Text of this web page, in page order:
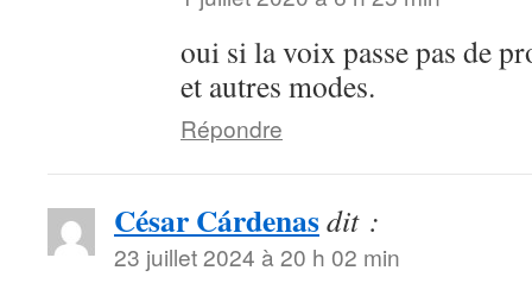
oui si la voix passe pas de
et autres modes.
Répondre
César Cárdenasdit :
23 juillet 2024 à 20 h 02 min